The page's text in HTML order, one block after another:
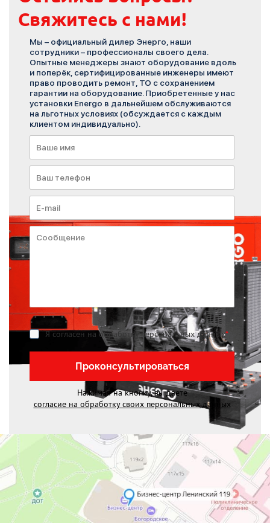
Свяжитесь с нами!
Мы – официальный дилер Энерго, наши
сотрудники – профессионалы своего дела.
Опытные менеджеры знают оборудование вдоль
и поперёк, сертифицированные инженеры имеют
право проводить ремонт, ТО с сохранением
гарантии на оборудование. Приобретенные у нас
установки Energo в дальнейшем обслуживаются
на льготных условиях (обсуждается с каждым
клиентом индивидуально).
Я согласен на обработку персональных данных*
Проконсультироваться
Нажимая на кнопку, вы даете
согласие на обработку своих персональных данных